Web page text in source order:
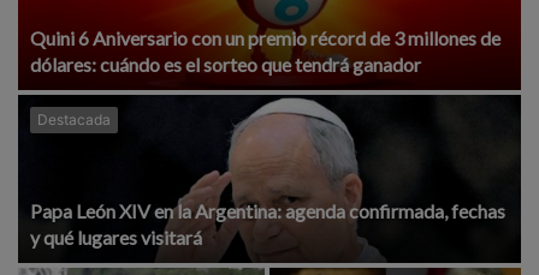
Quini 6 Aniversario con un premio récord de 3 millones de
dólares: cuándo es el sorteo que tendrá ganador
Destacada
Papa León XIV en la Argentina: agenda confirmada, fechas
y qué lugares visitará